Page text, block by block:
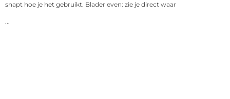
snapt hoe je het gebruikt. Blader even: zie je direct waar